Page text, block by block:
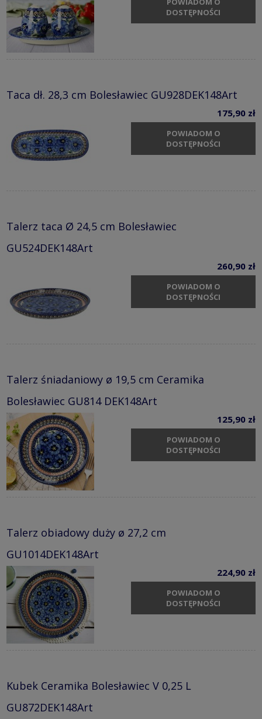
DOSTĘPNOŚCI
Taca dł. 28,3 cm Bolesławiec GU928DEK148Art
175,90 zł
POWIADOM O
DOSTĘPNOŚCI
Talerz taca Ø 24,5 cm Bolesławiec
GU524DEK148Art
260,90 zł
POWIADOM O
DOSTĘPNOŚCI
Talerz śniadaniowy ø 19,5 cm Ceramika
Bolesławiec GU814 DEK148Art
125,90 zł
POWIADOM O
DOSTĘPNOŚCI
Talerz obiadowy duży ø 27,2 cm
GU1014DEK148Art
224,90 zł
POWIADOM O
DOSTĘPNOŚCI
Kubek Ceramika Bolesławiec V 0,25 L
GU872DEK148Art